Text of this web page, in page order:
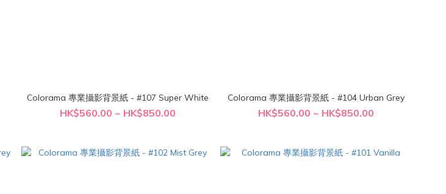
Colorama 專業攝影背景紙 - #107 Super White
HK$560.00 ~ HK$850.00
Colorama 專業攝影背景紙 - #104 Urban Grey
HK$560.00 ~ HK$850.00